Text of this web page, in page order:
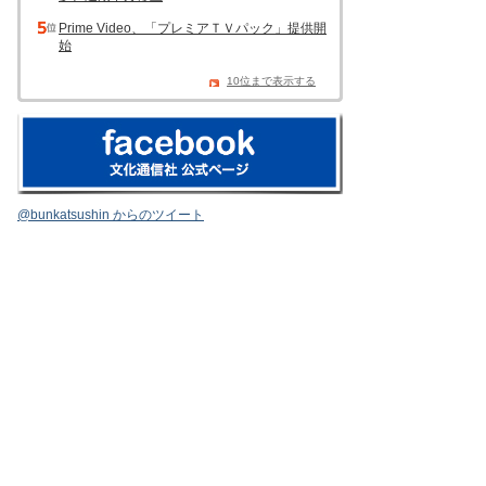
Prime Video、「プレミアＴＶパック」提供開
始
10位まで表示する
@bunkatsushin からのツイート